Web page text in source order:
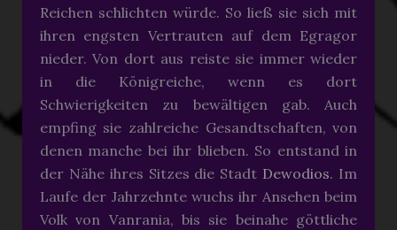
Reichen schlichten würde. So ließ sie sich mit
ihren engsten Vertrauten auf dem Egragor
nieder. Von dort aus reiste sie immer wieder
in die Königreiche, wenn es dort
Schwierigkeiten zu bewältigen gab. Auch
empfing sie zahlreiche Gesandtschaften, von
denen manche bei ihr blieben. So entstand in
der Nähe ihres Sitzes die Stadt Dewodios. Im
Laufe der Jahrzehnte wuchs ihr Ansehen beim
Volk von Vanrania, bis sie beinahe göttliche